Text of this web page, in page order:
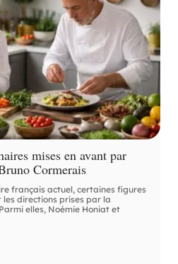
mises en avant par
Cormerais
français actuel, certaines figures
directions prises par la
elles, Noémie Honiat et